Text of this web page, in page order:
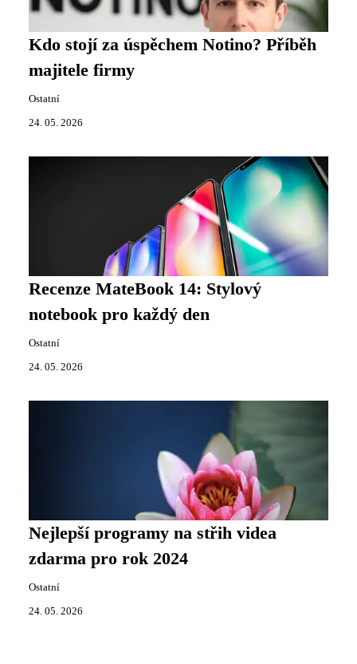
Kdo stojí za úspěchem Notino? Příběh
majitele firmy
Ostatní
24. 05. 2026
Recenze MateBook 14: Stylový
notebook pro každý den
Ostatní
24. 05. 2026
Nejlepší programy na střih videa
zdarma pro rok 2024
Ostatní
24. 05. 2026